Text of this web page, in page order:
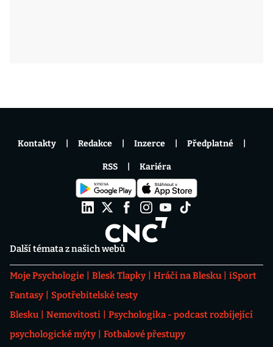
Další témata z našich webů
Moje Psychologie Blesk Tlapky Hráči na Blesku
iSport
Fantasy
Spotřebitelské testy
Blesku
Nemovitosti
Psychologika - podcast rozbíjející
psychologické mýty
Fotbalové přestupy
Kontakty Redakce Inzerce Předplatné
RSS Kariéra